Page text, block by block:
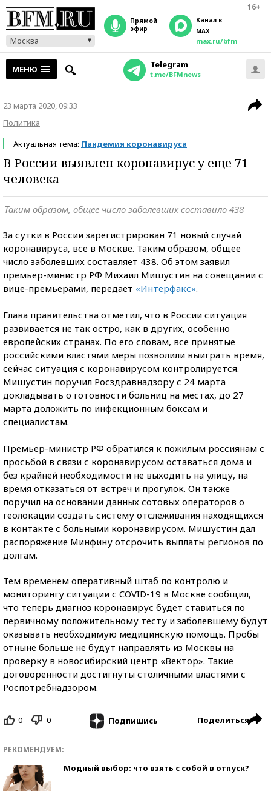
16+
Москва
прямой
эфир
Канал в
MAX
max.ru/bfm
МЕНЮ Telegram
t.me/BFMnews
23 марта 2020, 09:33
Политика
Актуальная тема: Пандемия коронавируса
В России выявлен коронавирус у еще 71
человека
Таким образом, общее число заболевших составило 438
За сутки в России зарегистрирован 71 новый случай
коронавируса, все в Москве. Таким образом, общее
число заболевших составляет 438. Об этом заявил
премьер-министр РФ Михаил Мишустин на совещании с
вице-премьерами, передает «Интерфакс».
Глава правительства отметил, что в России ситуация
развивается не так остро, как в других, особенно
европейских странах. По его словам, все принятые
российскими властями меры позволили выиграть время,
сейчас ситуация с коронавирусом контролируется.
Мишустин поручил Росздравнадзору с 24 марта
докладывать о готовности больниц на местах, до 27
марта доложить по инфекционным боксам и
специалистам.
Премьер-министр РФ обратился к пожилым россиянам с
просьбой в связи с коронавирусом оставаться дома и
без крайней необходимости не выходить на улицу, на
время отказаться от встреч и прогулок. Он также
поручил на основании данных сотовых операторов о
геолокации создать систему отслеживания находящихся
в контакте с больными коронавирусом. Мишустин дал
распоряжение Минфину отсрочить выплаты регионов по
долгам.
Тем временем оперативный штаб по контролю и
мониторингу ситуации с COVID-19 в Москве сообщил,
что теперь диагноз коронавирус будет ставиться по
первичному положительному тесту и заболевшему будут
оказывать необходимую медицинскую помощь. Пробы
отныне больше не будут направлять из Москвы на
проверку в новосибирский центр «Вектор». Такие
договоренности достигнуты столичными властями с
Роспотребнадзором.
0 0 Подпишись Поделиться
РЕКОМЕНДУЕМ:
Модный выбор: что взять с собой в отпуск?